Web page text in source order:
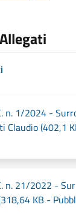
n. 1/2024 -
Claudio (402,1
n. 21/2022 -
KB -